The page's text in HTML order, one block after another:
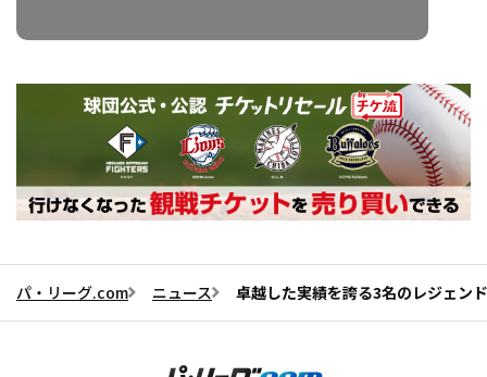
パ・リーグ.com ニュース 卓越した実績を誇る3名のレジェン